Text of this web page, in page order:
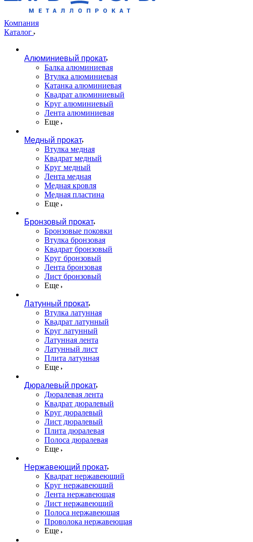
Компания
Каталог
Алюминиевый прокат
Балка алюминиевая
Втулка алюминиевая
Катанка алюминиевая
Квадрат алюминиевый
Круг алюминиевый
Лента алюминиевая
Еще
Медный прокат
Втулка медная
Квадрат медный
Круг медный
Лента медная
Медная кровля
Медная пластина
Еще
Бронзовый прокат
Бронзовые поковки
Втулка бронзовая
Квадрат бронзовый
Круг бронзовый
Лента бронзовая
Лист бронзовый
Еще
Латунный прокат
Втулка латунная
Квадрат латунный
Круг латунный
Латунная лента
Латунный лист
Плита латунная
Еще
Дюралевый прокат
Дюралевая лента
Квадрат дюралевый
Круг дюралевый
Лист дюралевый
Плита дюралевая
Полоса дюралевая
Еще
Нержавеющий прокат
Квадрат нержавеющий
Круг нержавеющий
Лента нержавеющая
Лист нержавеющий
Полоса нержавеющая
Проволока нержавеющая
Еще